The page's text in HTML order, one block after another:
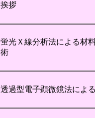
挨拶
蛍光Ｘ線分析法による材
術
透過型電子顕微鏡法によ